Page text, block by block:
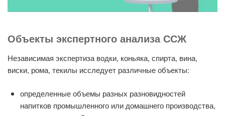
Объекты экспертного анализа ССЖ
Независимая экспертиза водки, коньяка, спирта, вина,
виски, рома, текилы исследует различные объекты:
определенные объемы разных разновидностей
напитков промышленного или домашнего производства,